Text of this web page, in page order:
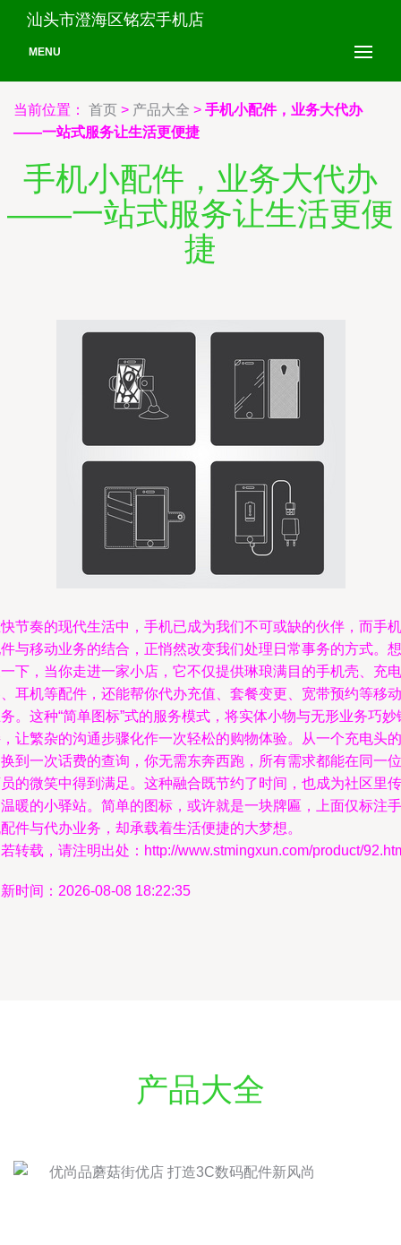
汕头市澄海区铭宏手机店
MENU
当前位置： 首页 > 产品大全 > 手机小配件，业务大代办
——一站式服务让生活更便捷
手机小配件，业务大代办
——一站式服务让生活更便
捷
节奏的现代生活中，手机已成为我们不可或缺的伙伴，而手机
与移动业务的结合，正悄然改变我们处理日常事务的方式。想
下，当你走进一家小店，它不仅提供琳琅满目的手机壳、充电
耳机等配件，还能帮你代办充值、套餐变更、宽带预约等移动
。这种“简单图标”式的服务模式，将实体小物与无形业务巧妙
让繁杂的沟通步骤化作一次轻松的购物体验。从一个充电头的
到一次话费的查询，你无需东奔西跑，所有需求都能在同一位
的微笑中得到满足。这种融合既节约了时间，也成为社区里传
暖的小驿站。简单的图标，或许就是一块牌匾，上面仅标注手
件与代办业务，却承载着生活便捷的大梦想。
转载，请注明出处：http://www.stmingxun.com/product/
时间：2026-08-08 18:22:35
产品大全